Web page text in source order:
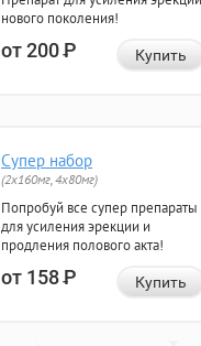
нового поколения!
от 200Р Купить
Супер набор
(2х160мг, 4х80мг)
Попробуй все супер препараты
для усиления эрекции и
продления полового акта!
от 158Р Купить